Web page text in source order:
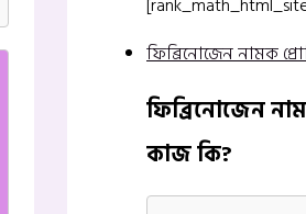
ফিব্রিনোজেন নামক
ফিব্রিনোজেন
কাজ কি?